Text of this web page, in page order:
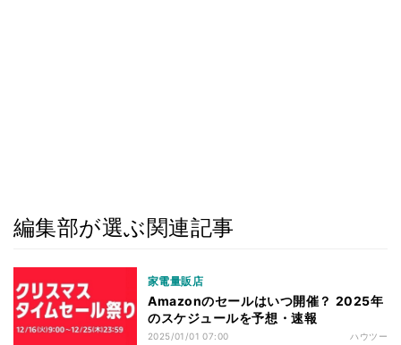
編集部が選ぶ関連記事
家電量販店
Amazonのセールはいつ開催？ 2025年
のスケジュールを予想・速報
2025/01/01 07:00 ハウツー